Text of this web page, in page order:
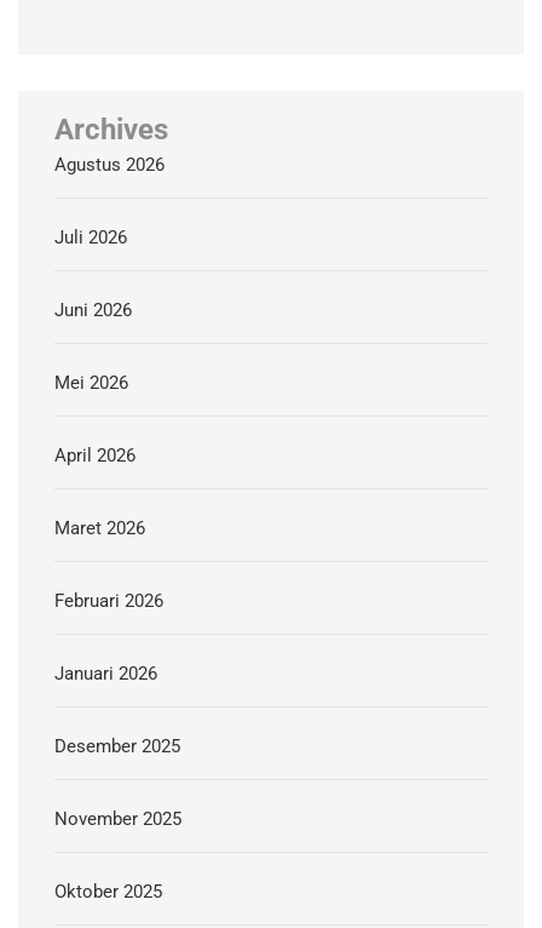
Archives
Agustus 2026
Juli 2026
Juni 2026
Mei 2026
April 2026
Maret 2026
Februari 2026
Januari 2026
Desember 2025
November 2025
Oktober 2025